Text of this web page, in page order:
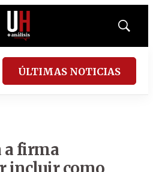
Mostrar
ÚLTIMAS NOTICIAS
a firma